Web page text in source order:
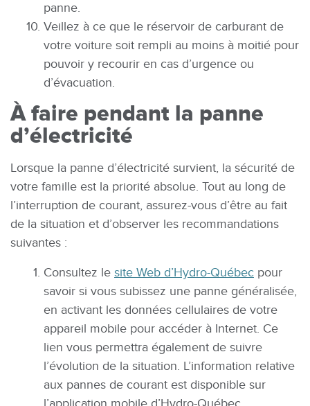
panne.
Veillez à ce que le réservoir de carburant de
votre voiture soit rempli au moins à moitié pour
pouvoir y recourir en cas d’urgence ou
d’évacuation.
À faire pendant la panne
d’électricité
Lorsque la panne d’électricité survient, la sécurité de
votre famille est la priorité absolue. Tout au long de
l’interruption de courant, assurez-vous d’être au fait
de la situation et d’observer les recommandations
suivantes :
Consultez le site Web d’Hydro-Québec pour
savoir si vous subissez une panne généralisée,
en activant les données cellulaires de votre
appareil mobile pour accéder à Internet. Ce
lien vous permettra également de suivre
l’évolution de la situation. L’information relative
aux pannes de courant est disponible sur